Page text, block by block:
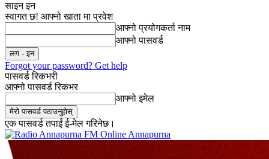
साइन इन
स्वागत छ! आफ्नो खाता मा प्रवेश
आफ्नो प्रयोगकर्ता नाम
आफ्नो पासवर्ड
Forgot your password? Get help
पासवर्ड रिकभरी
आफ्नो पासवर्ड रिकभर
आफ्नो इमेल
एक पासवर्ड तपाईं ई-मेल गरिनेछ।
Online Annapurna